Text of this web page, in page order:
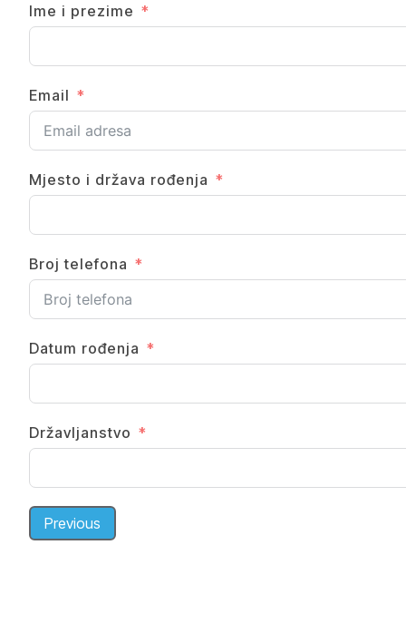
Ime i prezime
Email
Mjesto i država rođenja
Broj telefona
Datum rođenja
Državljanstvo
Previous